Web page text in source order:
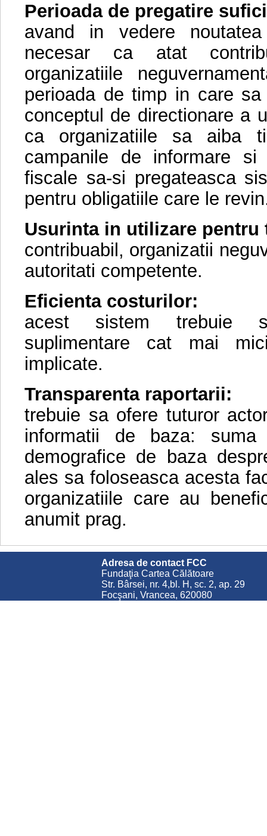
Perioada de pregatire
avand in vedere
necesar ca atat
organizatiile
perioada de timp in care
conceptul de directionare a
ca organizatiile sa aiba
campanile de informare si
fiscale sa-si pregateasca
pentru obligatiile care le
Usurinta in utilizare
contribuabil, organizatii
autoritati competente.
Eficienta costurilor:
acest sistem trebuie
suplimentare cat mai
implicate.
Transparenta raportarii:
trebuie sa ofere tuturor
informatii de baza: suma
demografice de baza
ales sa foloseasca acesta
organizatiile care au
anumit prag.
Adresa de contact FCC
Fundaţia Cartea Călătoare
Str. Bârsei, nr. 4,bl. H, sc. 2, ap. 29
Focşani, Vrancea, 620080